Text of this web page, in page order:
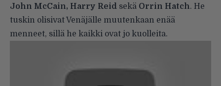
John McCain, Harry Reid sekä Orrin Hatch. He
tuskin olisivat Venäjälle muutenkaan enää
menneet, sillä he kaikki ovat jo kuolleita.